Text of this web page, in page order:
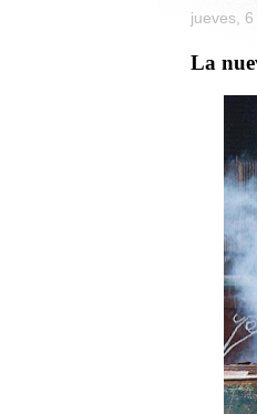
jueves,
La